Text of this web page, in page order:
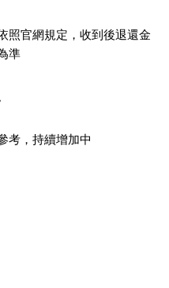
照官網規定，收到後退還金
準
考，持續增加中